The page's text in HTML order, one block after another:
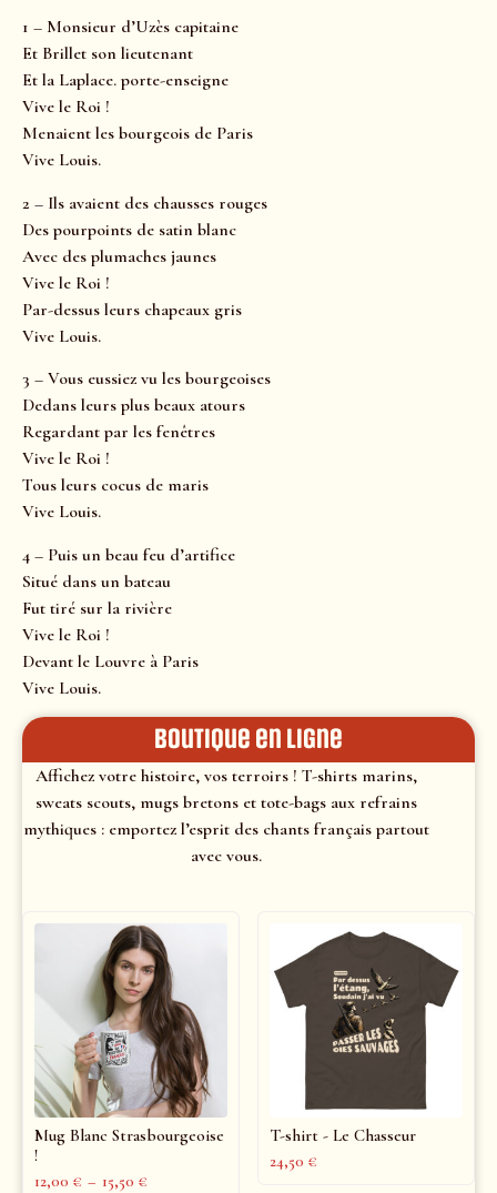
1 – Monsieur d’Uzès capitaine
Et Brillet son lieutenant
Et la Laplace. porte-enseigne
Vive le Roi !
Menaient les bourgeois de Paris
Vive Louis.
2 – Ils avaient des chausses rouges
Des pourpoints de satin blanc
Avec des plumaches jaunes
Vive le Roi !
Par-dessus leurs chapeaux gris
Vive Louis.
3 – Vous eussiez vu les bourgeoises
Dedans leurs plus beaux atours
Regardant par les fenêtres
Vive le Roi !
Tous leurs cocus de maris
Vive Louis.
4 – Puis un beau feu d’artifice
Situé dans un bateau
Fut tiré sur la rivière
Vive le Roi !
Devant le Louvre à Paris
Vive Louis.
Boutique en ligne
Affichez votre histoire, vos terroirs ! T-shirts marins,
sweats scouts, mugs bretons et tote-bags aux refrains
mythiques : emportez l’esprit des chants français partout
avec vous.
Mug Blanc Strasbourgeoise
!
12,00 € – 15,50 €
T-shirt - Le Chasseur
24,50 €